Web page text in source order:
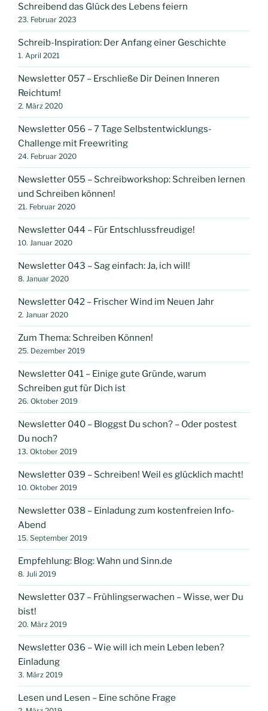
Schreibend das Glück des Lebens feiern
23. Februar 2023
Schreib-Inspiration: Der Anfang einer Geschichte
1. April 2021
Newsletter 057 – Erschließe Dir Deinen Inneren
Reichtum!
2. März 2020
Newsletter 056 – 7 Tage Selbstentwicklungs-
Challenge mit Freewriting
24. Februar 2020
Newsletter 055 – Schreibworkshop: Schreiben lernen
und Schreiben können!
21. Februar 2020
Newsletter 044 – Für Entschlussfreudige!
10. Januar 2020
Newsletter 043 – Sag einfach: Ja, ich will!
8. Januar 2020
Newsletter 042 – Frischer Wind im Neuen Jahr
2. Januar 2020
Zum Thema: Schreiben Können!
25. Dezember 2019
Newsletter 041 – Einige gute Gründe, warum
Schreiben gut für Dich ist
26. Oktober 2019
Newsletter 040 – Bloggst Du schon? – Oder postest
Du noch?
13. Oktober 2019
Newsletter 039 – Schreiben! Weil es glücklich macht!
10. Oktober 2019
Newsletter 038 – Einladung zum kostenfreien Info-
Abend
15. September 2019
Empfehlung: Blog: Wahn und Sinn.de
8. Juli 2019
Newsletter 037 – Frühlingserwachen – Wisse, wer Du
bist!
20. März 2019
Newsletter 036 – Wie will ich mein Leben leben?
Einladung
3. März 2019
Lesen und Lesen – Eine schöne Frage